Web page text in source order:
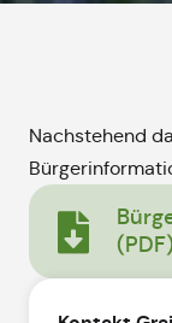
Nachstehend
(PDF)